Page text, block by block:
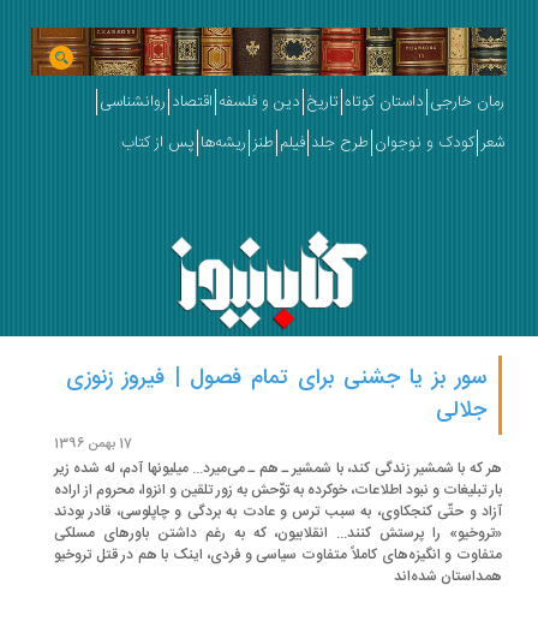
خارجی داستان کوتاه تاریخ دین و فلسفه اقتصاد روانشناسی
کودک و نوجوان طرح جلد فیلم طنز ریشه‌ها پس از کتاب
سور بز یا جشنی برای تمام فصول | فیروز زنوزی
جلالی
که با شمشیر زندگی کند، با شمشیر ـ هم ـ‌ می‌میرد... میلیونها آدم، له شده زیر
تبلیغات و نبود اطلاعات، خوکرده به توّحش به زور تلقین و انزوا، محروم از اراده
و حتّی کنجکاوی، به سبب ترس و عادت به بردگی و چاپلوسی، قادر بودند
را پرستش کنند... انقلابیون، که به رغم داشتن باورهای مسلکی
و انگیزه‌های کاملاً متفاوت سیاسی و فردی، اینک با هم در قتل تروخیو
شده‌اند